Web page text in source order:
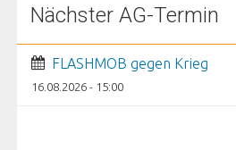
Nächster AG-Termin
FLASHMOB gegen Krieg
16.08.2026 - 15:00